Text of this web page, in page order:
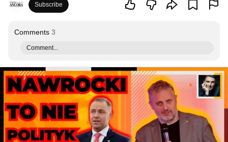
Subscribe
Comments 3
Comment...